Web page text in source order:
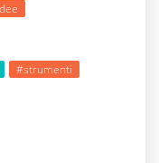
#strumenti